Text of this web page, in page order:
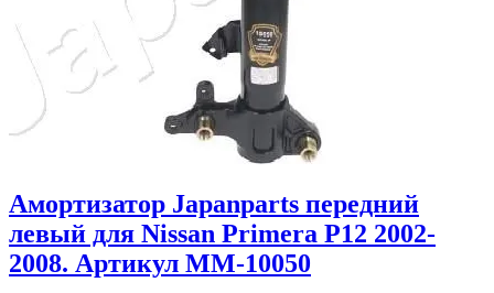
Амортизатор Japanparts передний
левый для Nissan Primera P12 2002-
2008. Артикул MM-10050